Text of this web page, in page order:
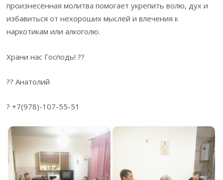
произнесённая молитва помогает укрепить волю, дух и
избавиться от нехороших мыслей и влечения к
наркотикам или алкоголю.
Храни нас Господь! ??
?? Анатолий
? +7(978)-107-55-51